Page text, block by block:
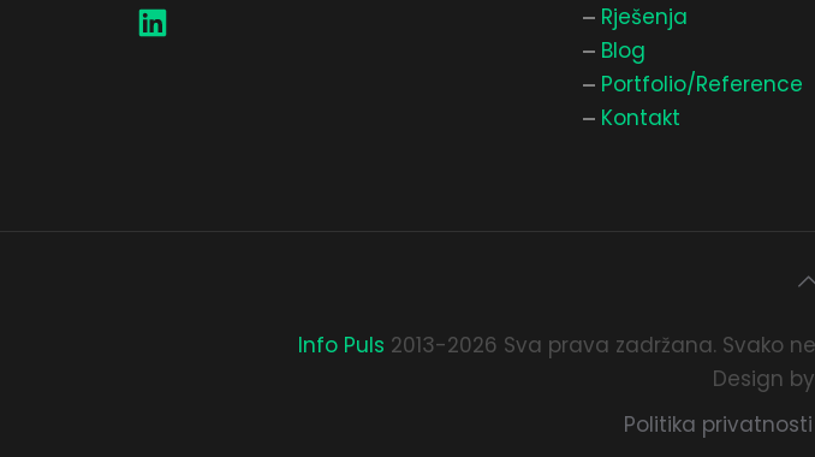
Rješenja
Blog
Portfolio/Reference
Kontakt
Info Puls 2013-2026 Sva prava zadržana. Svako
Design by
Politika privatnosti